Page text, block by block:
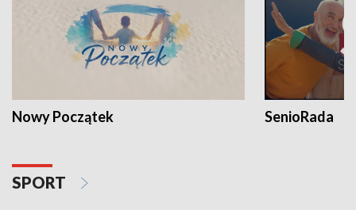
Nowy Początek SenioRada
SPORT